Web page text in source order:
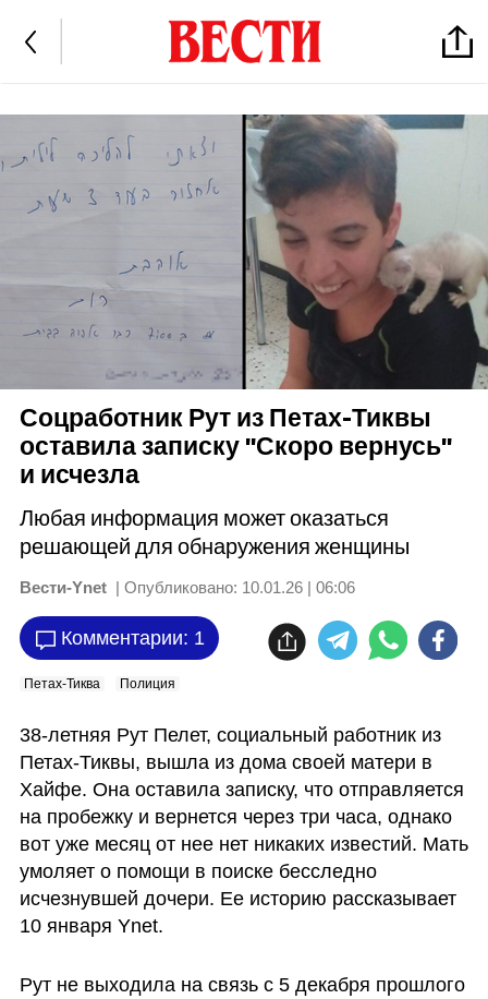
Соцработник Рут из Петах-Тиквы
оставила записку "Скоро вернусь"
и исчезла
Любая информация может оказаться
решающей для обнаружения женщины
Вести-Ynet | Опубликовано: 10.01.26 | 06:06
Комментарии: 1
Петах-Тиква Полиция
38-летняя Рут Пелет, социальный работник из
Петах-Тиквы, вышла из дома своей матери в
Хайфе. Она оставила записку, что отправляется
на пробежку и вернется через три часа, однако
вот уже месяц от нее нет никаких известий. Мать
умоляет о помощи в поиске бесследно
исчезнувшей дочери. Ее историю рассказывает
10 января Ynet.
Рут не выходила на связь с 5 декабря прошлого